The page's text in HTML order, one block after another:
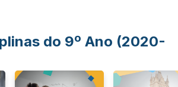
do 9º Ano (2020-